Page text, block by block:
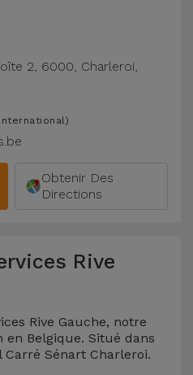
2, 6000, Charleroi,
Obtenir Des
Directions
Rive
Rive Gauche, notre
Belgique. Situé dans
Sénart Charleroi.